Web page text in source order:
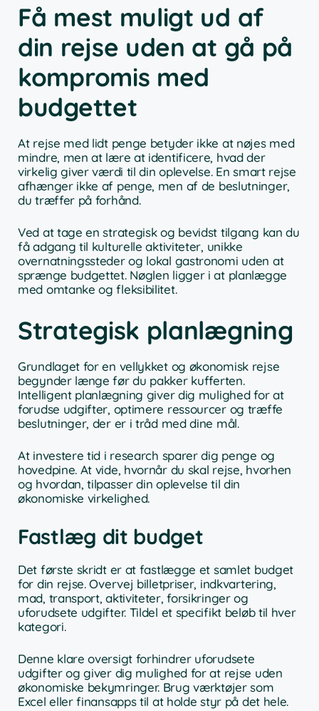
Få mest muligt ud af
din rejse uden at gå på
kompromis med
budgettet
At rejse med lidt penge betyder ikke at nøjes med
mindre, men at lære at identificere, hvad der
virkelig giver værdi til din oplevelse. En smart rejse
afhænger ikke af penge, men af de beslutninger,
du træffer på forhånd.
Ved at tage en strategisk og bevidst tilgang kan du
få adgang til kulturelle aktiviteter, unikke
overnatningssteder og lokal gastronomi uden at
sprænge budgettet. Nøglen ligger i at planlægge
med omtanke og fleksibilitet.
Strategisk planlægning
Grundlaget for en vellykket og økonomisk rejse
begynder længe før du pakker kufferten.
Intelligent planlægning giver dig mulighed for at
forudse udgifter, optimere ressourcer og træffe
beslutninger, der er i tråd med dine mål.
At investere tid i research sparer dig penge og
hovedpine. At vide, hvornår du skal rejse, hvorhen
og hvordan, tilpasser din oplevelse til din
økonomiske virkelighed.
Fastlæg dit budget
Det første skridt er at fastlægge et samlet budget
for din rejse. Overvej billetpriser, indkvartering,
mad, transport, aktiviteter, forsikringer og
uforudsete udgifter. Tildel et specifikt beløb til hver
kategori.
Denne klare oversigt forhindrer uforudsete
udgifter og giver dig mulighed for at rejse uden
økonomiske bekymringer. Brug værktøjer som
Excel eller finansapps til at holde styr på det hele.